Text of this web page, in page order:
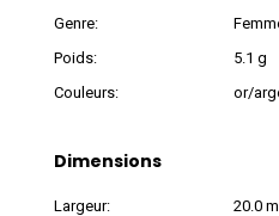
Genre:
Poids:
5.1 g
Couleurs:
or/
Dimensions
Largeur:
20.0